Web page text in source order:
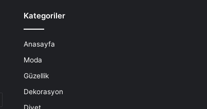
Kategoriler
Anasayfa
Moda
Güzellik
Dekorasyon